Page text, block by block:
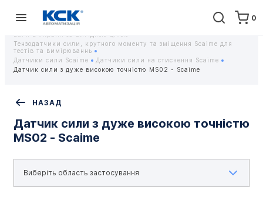
0
Головна Обладнання
Контрольно-вимірювальні прилади
Тензодатчики та тензометричні датчики Scaime - Купити датчики
Тензодатчики сили, крутного моменту та зміщення Scaime для
тестів та вимірюваннь
Датчики сили Scaime
Датчики сили на стиснення Scaime
Датчик сили з дуже високою точністю MS02 - Scaime
НАЗАД
Датчик сили з дуже високою точністю
MS02 - Scaime